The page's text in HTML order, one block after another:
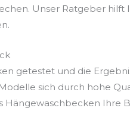
Unser Ratgeber
getestet und die
sich durch hohe
Hängewaschbecken Ihre